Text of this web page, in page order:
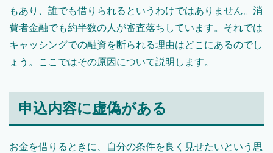
もあり、誰でも借りられるというわけではありません。消
費者金融でも約半数の人が審査落ちしています。それでは
キャッシングでの融資を断られる理由はどこにあるのでし
ょう。ここではその原因について説明します。
申込内容に虚偽がある
お金を借りるときに、自分の条件を良く見せたいという思